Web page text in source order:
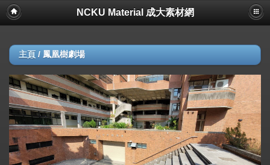
NCKU Material 成大素材網
主頁 / 鳳凰樹劇場